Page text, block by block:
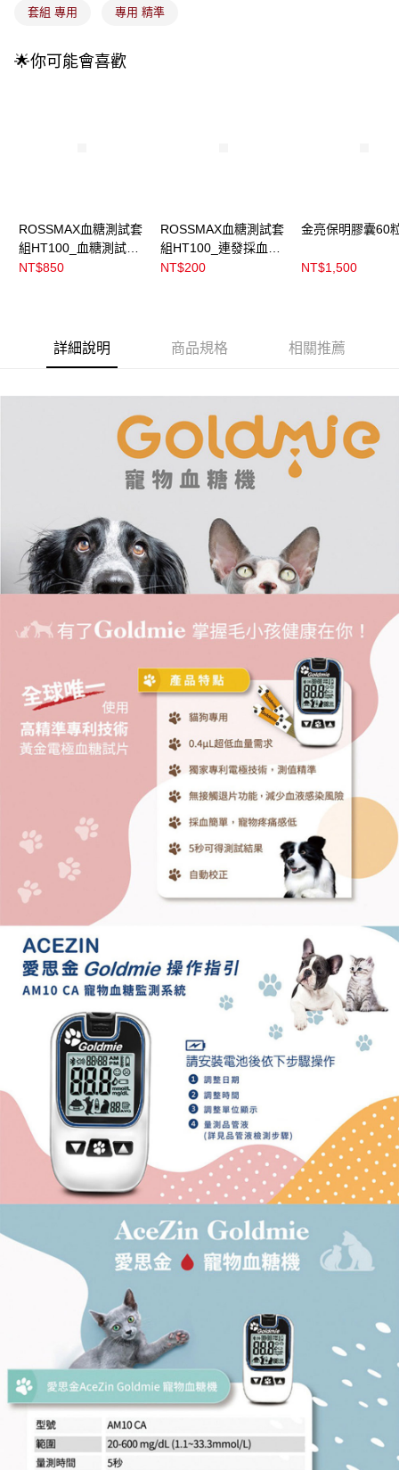
【注意事項】
買賣價金債權讓與本公司後，依約使用本公司帳單繳交帳款。
2.基於同意付款使用「大哥付你分期」之契約關係目的，商店將以您的個人
套組 專用 專用 精準
🌟你可能會喜歡
ROSSMAX血糖測試套
組HT100_血糖測試片
50入
NT$850
ROSSMAX血糖測試套
組HT100_連發採血針
50入
NT$200
金亮保明膠囊60
NT$1,500
詳細說明 商品規格 相關推薦